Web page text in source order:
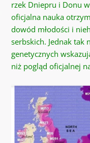
rzek Dniepru i Donu
oficjalna nauka
dowód młodości i
serbskich. Jednak tak
genetycznych
niż pogląd oficjalnej